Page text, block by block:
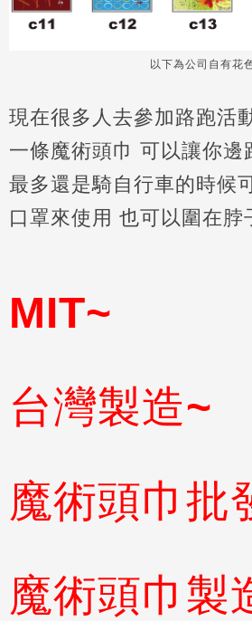
以下為公司自有花
現在很多人去參加路跑活
一條魔術頭巾 可以讓你邊
最多還是騎自行車的時候
口罩來使用 也可以圍在脖
MIT~
台灣製造~
魔術頭巾批
魔術頭巾製